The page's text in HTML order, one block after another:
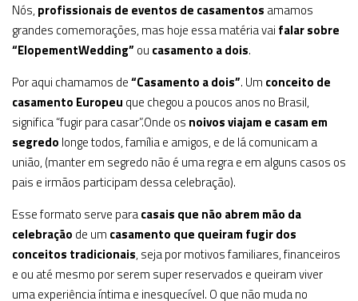
Nós, profissionais de eventos de casamentos amamos
grandes comemorações, mas hoje essa matéria vai falar sobre
“ElopementWedding” ou casamento a dois.
Por aqui chamamos de“Casamento a dois”. Um conceito de
casamento Europeu que chegou a poucos anos no Brasil,
significa “fugir para casar”.Onde os noivos viajam e casam em
segredo longe todos, família e amigos, e de lá comunicam a
união, (manter em segredo não é uma regra e em alguns casos os
pais e irmãos participam dessa celebração).
Esse formato serve paracasais que não abrem mão da
celebração de um casamento que queiram fugir dos
conceitos tradicionais, seja por motivos familiares, financeiros
e ou até mesmo por serem super reservados e queiram viver
uma experiência íntima e inesquecível. O que não muda no